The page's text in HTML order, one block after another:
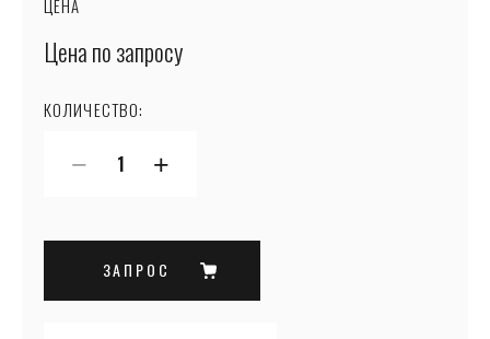
ЦЕНА
Цена по запросу
КОЛИЧЕСТВО:
− +
ЗАПРОС